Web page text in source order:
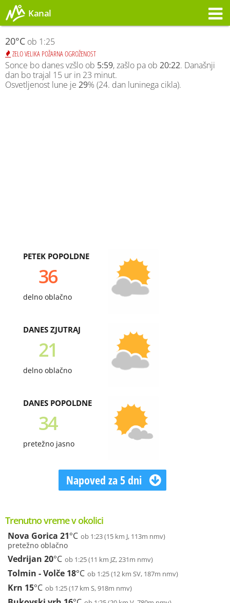
Kanal
20°C ob 1:25
ZELO VELIKA POŽARNA OGROŽENOST
Sonce bo danes vzšlo ob 5:59, zašlo pa ob 20:22. Današnji
dan bo trajal 15 ur in 23 minut.
Osvetljenost lune je 29% (24. dan luninega cikla).
PETEK POPOLDNE
36
delno oblačno
DANES ZJUTRAJ
21
delno oblačno
DANES POPOLDNE
34
pretežno jasno
Napoved za 5 dni
Trenutno vreme v okolici
Nova Gorica 21°C ob 1:23 (15 km J, 113m nmv)
pretežno oblačno
Vedrijan 20°C ob 1:25 (11 km JZ, 231m nmv)
Tolmin - Volče 18°C ob 1:25 (12 km SV, 187m nmv)
Krn 15°C ob 1:25 (17 km S, 918m nmv)